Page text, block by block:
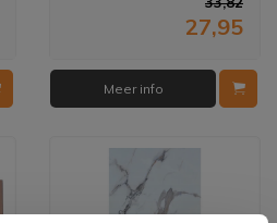
27,95
Meer info